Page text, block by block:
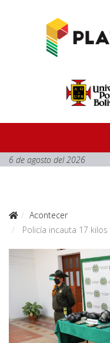
6 de agosto del 2026
Acontecer
Policía incauta 17